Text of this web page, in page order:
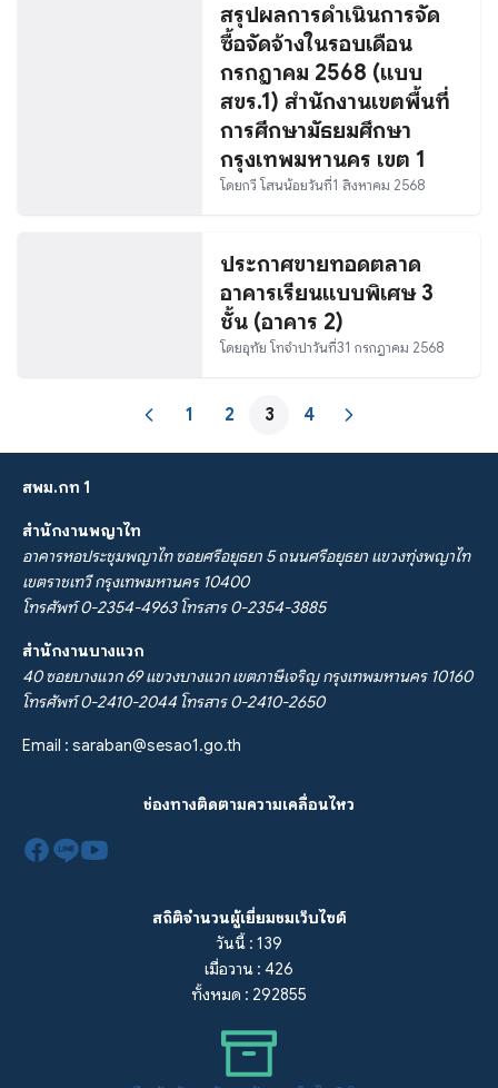
สรุปผลการดำเนินการจัด
ซื้อจัดจ้างในรอบเดือน
กรกฎาคม 2568 (แบบ
สขร.1) สำนักงานเขตพื้นที่
การศีกษามัธยมศึกษา
กรุงเทพมหานคร เขต 1
โดยกวี โสนน้อยวันที่1 สิงหาคม 2568
ประกาศขายทอดตลาด
อาคารเรียนแบบพิเศษ 3
ชั้น (อาคาร 2)
โดยอุทัย โทจำปาวันที่31 กรกฎาคม 2568
1 2 3 4
สพม.กท 1
สำนักงานพญาไท
อาคารหอประชุมพญาไท ซอยศรีอยุธยา 5 ถนนศรีอยุธยา แขวงทุ่งพญาไท
เขตราชเทวี กรุงเทพมหานคร 10400
โทรศัพท์ 0-2354-4963 โทรสาร 0-2354-3885
สำนักงานบางแวก
40 ซอยบางแวก 69 แขวงบางแวก เขตภาษีเจริญ กรุงเทพมหานคร 10160
โทรศัพท์ 0-2410-2044 โทรสาร 0-2410-2650
Email : saraban@sesao1.go.th
ช่องทางติดตามความเคลื่อนไหว
สถิติจำนวนผู้เยี่ยมชมเว็บไซต์
วันนี้ : 139
เมื่อวาน : 426
ทั้งหมด : 292855